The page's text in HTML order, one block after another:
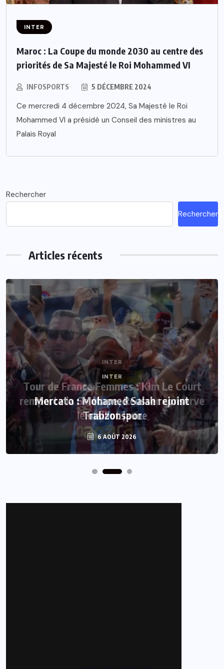
INTER
Maroc : La Coupe du monde 2030 au centre des
priorités de Sa Majesté le Roi Mohammed VI
INFOSPORTS 5 DÉCEMBRE 2024
Ce mercredi 4 décembre 2024, Sa Majesté le Roi
Mohammed VI a présidé un Conseil des ministres au
Palais Royal
Rechercher
Rechercher
Articles récents
INTER
Mercato : Mohamed Salah rejoint
Trabzonspor
6 AOÛT 2026